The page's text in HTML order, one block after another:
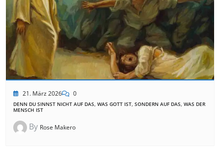
21. März 2026 0
DENN DU SINNST NICHT AUF DAS, WAS GOTT IST, SONDERN AUF DAS, WAS DER
MENSCH IST
By Rose Makero